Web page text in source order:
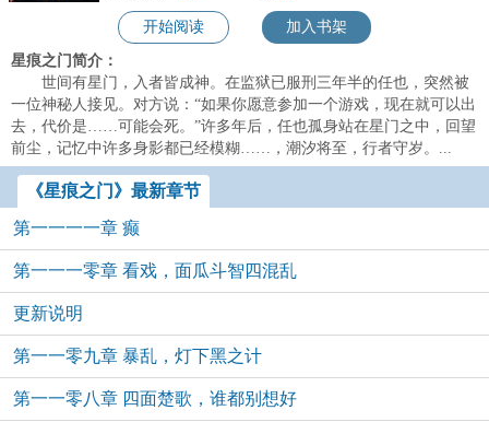
开始阅读 加入书架
星痕之门简介：
世间有星门，入者皆成神。在监狱已服刑三年半的任也，突然被
一位神秘人接见。对方说：“如果你愿意参加一个游戏，现在就可以出
去，代价是……可能会死。”许多年后，任也孤身站在星门之中，回望
前尘，记忆中许多身影都已经模糊……，潮汐将至，行者守岁。...
《星痕之门》最新章节
第一一一一章 癫
第一一一零章 看戏，面瓜斗智四混乱
更新说明
第一一零九章 暴乱，灯下黑之计
第一一零八章 四面楚歌，谁都别想好